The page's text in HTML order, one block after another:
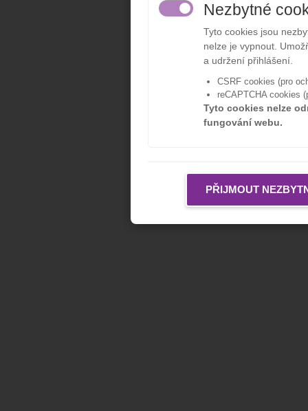
Nezbytné
Tyto cookies jsou
nelze je vypnout.
a udržení přihlášení.
CSRF cookies (pro
reCAPTCHA cookies
Tyto cookies nelze
fungování webu.
PŘIJMOUT